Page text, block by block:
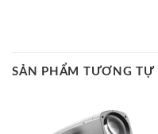
SẢN PHẨM TƯƠNG TỰ